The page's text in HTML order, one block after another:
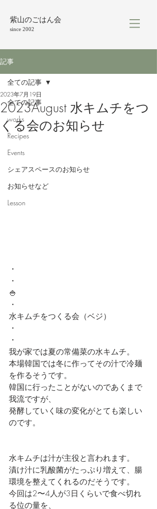
紫山のごはん会
since 2002
記事
全ての記事
works
Recipes
Events
シェアスペースのお知らせ
お知らせなど
Lesson
全ての記事
2023August 水キムチをつ
くる会のお知らせ
2023年7月19日
・
・
🍚
・
水キムチをつくる会（ベジ）
・
・
我が家では夏の常備菜の水キムチ。
本場韓国では冬に作ってその汁で冷麺
を作るそうです。
韓国に行ったことがないのであくまで
我流ですが、
発酵していく味の変化がとても楽しい
のです。
水キムチは汁が主役と言われます。
漬け汁に乳酸菌がたっぷり増えて、腸
環境を整えてくれるのだそうです。
今回は2〜4人が3日くらいで食べ切れ
る位の量を、